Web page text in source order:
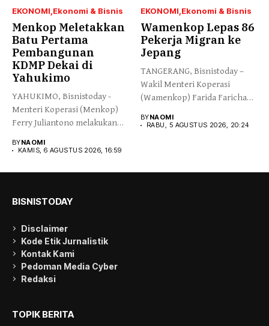
EKONOMI Ekonomi & Bisnis
Menkop Meletakkan
Batu Pertama
Pembangunan
KDMP Dekai di
Yahukimo
YAHUKIMO, Bisnistoday -
Menteri Koperasi (Menkop)
Ferry Juliantono melakukan
BYNAOMI
KAMIS, 6 AGUSTUS 2026, 16:59
EKONOMI Ekonomi & Bisnis
Wamenkop Lepas 86
Pekerja Migran ke
Jepang
TANGERANG, Bisnistoday –
Wakil Menteri Koperasi
(Wamenkop) Farida Farichah
BYNAOMI
RABU, 5 AGUSTUS 2026, 20:24
BISNISTODAY
Disclaimer
Kode Etik Jurnalistik
Kontak Kami
Pedoman Media Cyber
Redaksi
TOPIK BERITA